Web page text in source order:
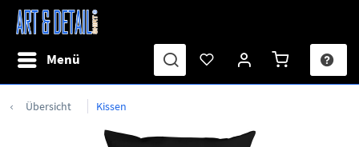
Menü
Übersicht Kissen